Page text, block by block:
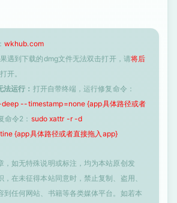
wkhub.com
遇到下载的dmg文件无法双击打开，请将后
开。
运行： 打开自带终端，运行修复命令：
--timestamp=none {app具体路径或者
命令2： sudo xattr -r -d
{app具体路径或者直接拖入app}
，如无特殊说明或标注，均为本站原创发
在未征得本站同意时，禁止复制、盗用、
到任何网站、书籍等各类媒体平台。如若本